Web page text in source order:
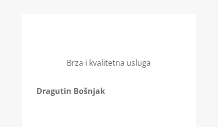
Brza i kvalitetna usluga
Dragutin Bošnjak